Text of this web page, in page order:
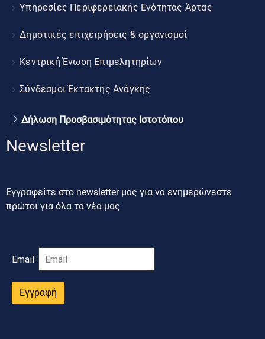
Υπηρεσίες Περιφερειακής Ενότητας Άρτας
Δημοτικές επιχειρήσεις & οργανισμοί
Κεντρική Ένωση Επιμελητηρίων
Σύνδεσμοι Έκτακτης Ανάγκης
Δήλωση Προσβασιμότητας Ιστοτόπου
Newsletter
Εγγραφείτε στο newsletter μας για να ενημερώνεστε
πρώτοι για όλα τα νέα μας
Email:
Εγγραφή